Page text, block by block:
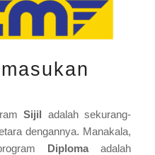
Sijil adalah sekurang-
dengannya. Manakala,
Diploma adalah